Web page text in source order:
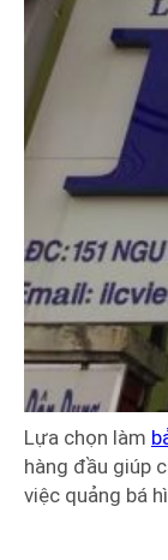
Lựa chọn làm
hàng đầu giúp
việc quảng bá